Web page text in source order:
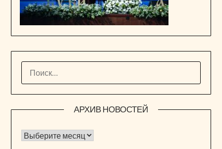
АРХИВ НОВОСТЕЙ
Архив новостей